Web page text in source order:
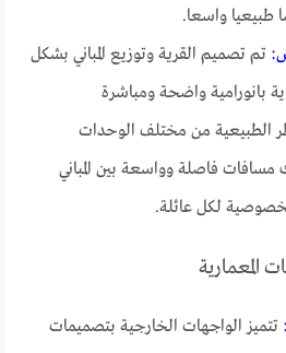
طبيعيا واسعا.
تم تصميم القرية وتوزيع المباني بشكل
بانورامية واضحة ومباشرة
الطبيعية من مختلف الوحدات
مسافات فاصلة وواسعة بين المباني
لكل عائلة.
المعمارية
تتميز الواجهات الخارجية بتصميمات